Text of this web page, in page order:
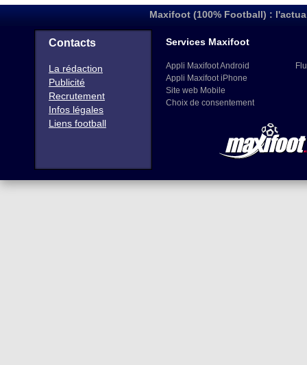
Maxifoot (100% Football) :
Contacts
La rédaction
Publicité
Recrutement
Infos légales
Liens football
Services Maxifoot
Appli Maxifoot Android
Appli Maxifoot iPhone
Site web Mobile
Choix de consentement